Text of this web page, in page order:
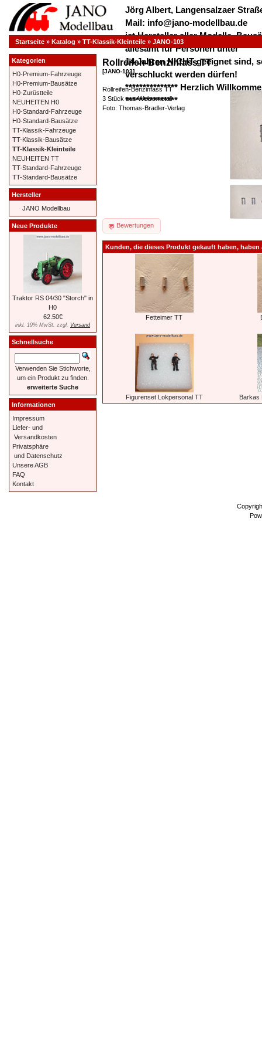
Jörg Albert, Langensalzaer
Mail: info@jano-modellbau.de
ist Hersteller aller Modelle,
allesamt für Personen unter
14 Jahren NICHT geeignet sind,
verschluckt werden dürfen!
*************** Herzlich
***************
Startseite » Katalog » TT-Klassik-Kleinteile » JANO-103
Rollreifen-Benzinfass TT
[JANO-103]
Rollreifen-Benzinfass TT
3 Stück aus Weissmetall
Foto: Thomas-Bradler-Verlag
Bewertungen
Kunden, die dieses Produkt gekauft haben,
Fetteimer TT
Figurenset Lokpersonal TT Barkas
Kategorien
H0-Premium-Fahrzeuge
H0-Premium-Bausätze
H0-Zurüstteile
NEUHEITEN H0
H0-Standard-Fahrzeuge
H0-Standard-Bausätze
TT-Klassik-Fahrzeuge
TT-Klassik-Bausätze
TT-Klassik-Kleinteile
NEUHEITEN TT
TT-Standard-Fahrzeuge
TT-Standard-Bausätze
Hersteller
JANO Modellbau
Neue Produkte
Traktor RS 04/30 "Storch" in
H0
62.50€
inkl. 19% MwSt. zzgl. Versand
Schnellsuche
Verwenden Sie Stichworte,
um ein Produkt zu finden.
erweiterte Suche
Informationen
Impressum
Liefer- und
Versandkosten
Privatsphäre
und Datenschutz
Unsere AGB
FAQ
Kontakt